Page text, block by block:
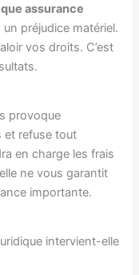
assurance
un préjudice matériel.
vos droits. C’est
provoque
et refuse tout
en charge les frais
ne vous garantit
importante.
intervient-elle